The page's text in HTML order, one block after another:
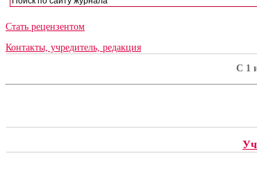
Стать рецензентом
Контакты, учредитель, редакция
C 1